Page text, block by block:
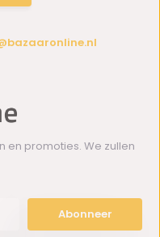
en promoties. We zullen
Abonneer